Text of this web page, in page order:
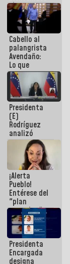
siempre que
estén en el
marco de la
Constitución
de la
República
Cabello al
palangrista
Avendaño:
Lo que
vayas a
escribir
hazlo hoy
por que no
sabemos si
la semana
que viene
hay
programa
Presidenta
(E)
Rodríguez
analizó
junto a
gobernadores
planes de
recuperación
del Sistema
Eléctrico
Nacional
¡Alerta
Pueblo!
Entérese del
"plan
enjambre"
de La Sayo
para
sabotear el
diálogo y
promover el
Presidenta
Encargada
designa